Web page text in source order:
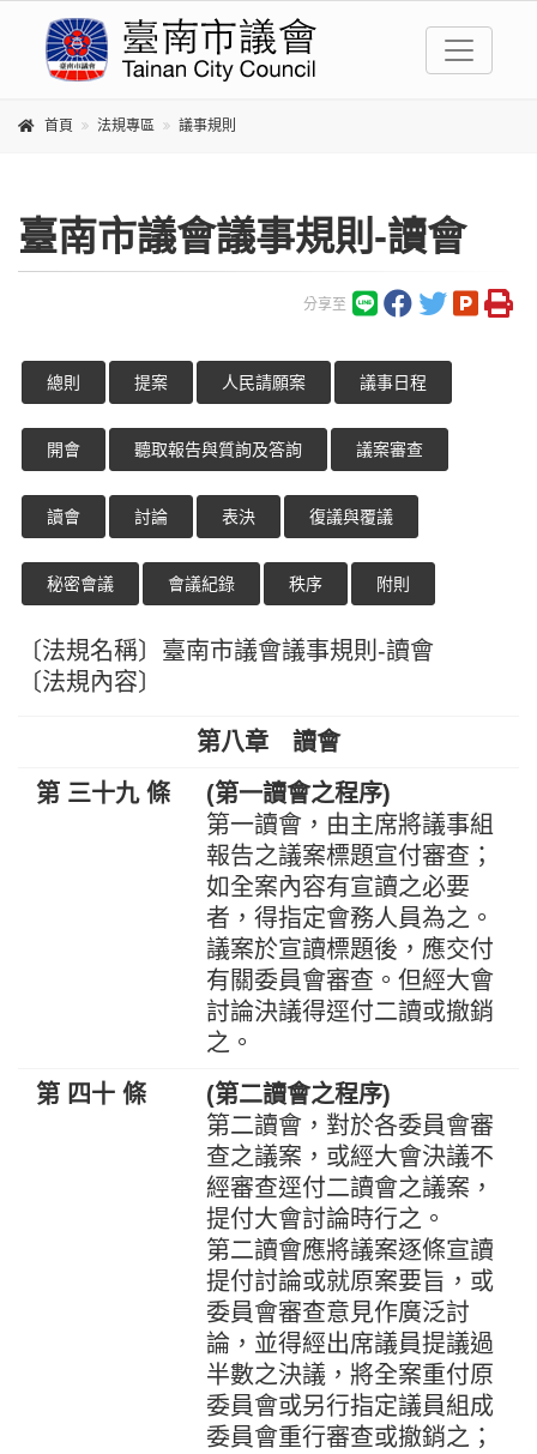
首頁 法規專區 議事規則
臺南市議會議事規則-讀會
分享至
總則 提案 人民請願案 議事日程
開會 聽取報告與質詢及答詢 議案審查
讀會 討論 表決 復議與覆議
秘密會議 會議紀錄 秩序 附則
〔法規名稱〕臺南市議會議事規則-讀會
〔法規內容〕
第八章 讀會
第 三十九 條
(第一讀會之程序)
第一讀會，由主席將議事組
報告之議案標題宣付審查；
如全案內容有宣讀之必要
者，得指定會務人員為之。
議案於宣讀標題後，應交付
有關委員會審查。但經大會
討論決議得逕付二讀或撤銷
之。
第 四十 條
(第二讀會之程序)
第二讀會，對於各委員會審
查之議案，或經大會決議不
經審查逕付二讀會之議案，
提付大會討論時行之。
第二讀會應將議案逐條宣讀
提付討論或就原案要旨，或
委員會審查意見作廣泛討
論，並得經出席議員提議過
半數之決議，將全案重付原
委員會或另行指定議員組成
委員會重行審查或撤銷之；